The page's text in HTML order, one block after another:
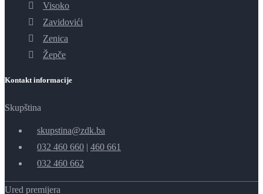
Visoko
Zavidovići
Zenica
Žepče
Kontakt informacije
Skupština
skupstina@zdk.ba
032 460 660 | 460 661
032 460 662
Ured premijera